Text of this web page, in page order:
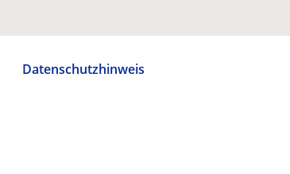
Datenschutzhinweis